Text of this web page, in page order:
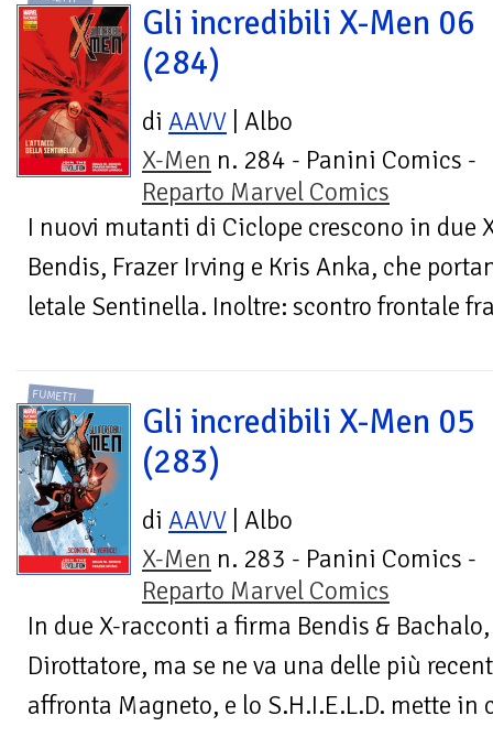
Gli incredibili X-Men 06
(284)
di AAVV | Albo
X-Men n. 284 - Panini Comics -
Reparto Marvel Comics
I nuovi mutanti di Ciclope crescono in due
Bendis, Frazer Irving e Kris Anka, che
letale Sentinella. Inoltre: scontro frontale
FUMETTI
Gli incredibili X-Men 05
(283)
di AAVV | Albo
X-Men n. 283 - Panini Comics -
Reparto Marvel Comics
In due X-racconti a firma Bendis &
Dirottatore, ma se ne va una delle più
affronta Magneto, e lo S.H.I.E.L.D. mette in